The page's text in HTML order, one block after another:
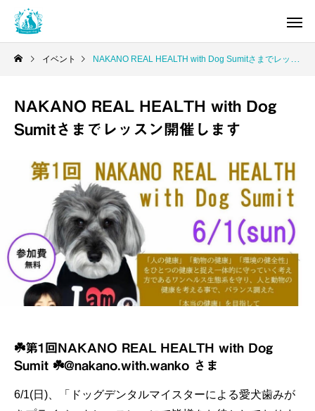
イベント NAKANO REAL HEALTH with Dog Sumitさまでレッスン開催します
NAKANO REAL HEALTH with Dog
Sumitさまでレッスン開催します
☘️第1回NAKANO REAL HEALTH with Dog
Sumit ☘️@nakano.with.wanko さま
6/1(日)、「ドッグデンタルマイスターによる愛犬歯みが